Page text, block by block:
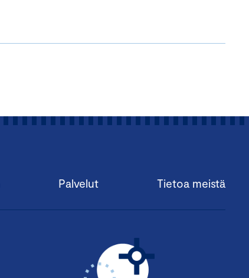
Palvelut Tietoa meistä